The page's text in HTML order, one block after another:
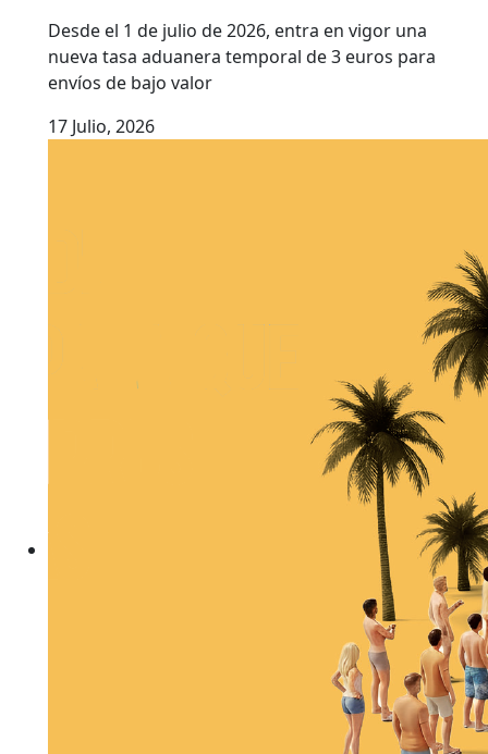
Desde el 1 de julio de 2026, entra en vigor una
nueva tasa aduanera temporal de 3 euros para
envíos de bajo valor
17 Julio, 2026